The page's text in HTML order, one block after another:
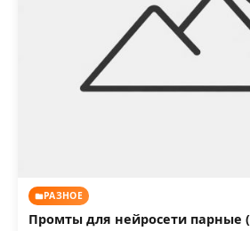
РАЗНОЕ
Промты для нейросети парные